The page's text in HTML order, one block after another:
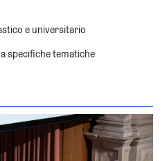
e universitario
specifiche tematiche